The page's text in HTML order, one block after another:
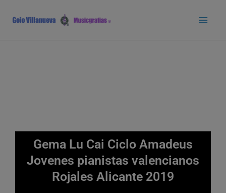
contenido
Gema Lu Cai Ciclo Amadeus
Jovenes pianistas valencianos
Rojales Alicante 2019